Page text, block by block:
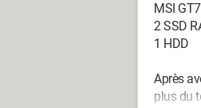
MSI
2 SSD
1 HDD
Après
plus du